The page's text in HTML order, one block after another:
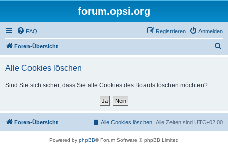
forum.opsi.org
FAQ Anmelden
Registrieren
Foren-Übersicht
Alle Cookies löschen
Sind Sie sich sicher, dass Sie alle Cookies des Boards löschen möchten?
Foren-Übersicht Alle Zeiten sind UTC+02:00
Alle Cookies löschen
Powered by phpBB® Forum Software © phpBB Limited